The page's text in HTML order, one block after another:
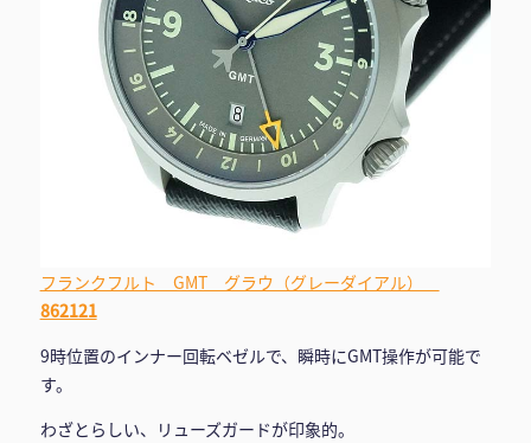
フランクフルト GMT グラウ（グレーダイアル）
862121
9時位置のインナー回転ベゼルで、瞬時にGMT操作が可能で
す。
わざとらしい、リューズガードが印象的。